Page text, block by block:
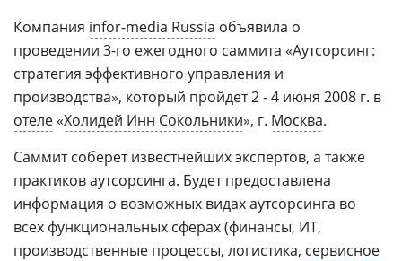
Компания infor-media Russia объявила о
проведении 3-го ежегодного саммита «Аутсорсинг:
стратегия эффективного управления и
производства», который пройдет 2 - 4 июня 2008 г. в
отеле «Холидей Инн Сокольники», г. Москва.
Cаммит соберет известнейших экспертов, а также
практиков аутсорсинга. Будет предоставлена
информация о возможных видах аутсорсинга во
всех функциональных сферах (финансы, ИТ,
производственные процессы, логистика, сервисное